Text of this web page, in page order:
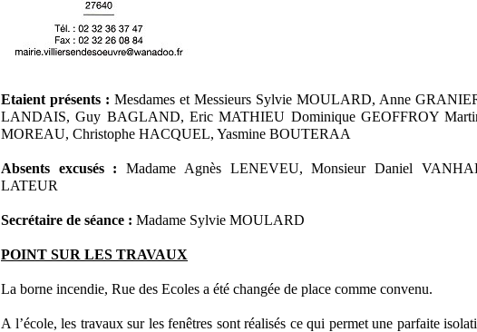
Etaient présents : Mesdames et Messieurs Sylvie MOULARD, Anne
LANDAIS, Guy BAGLAND, Eric MATHIEU Dominique GEOFFROY
MOREAU, Christophe HACQUEL, Yasmine BOUTERAA
Absents excusés : Madame Agnès LENEVEU, Monsieur Daniel
LATEUR
Secrétaire de séance : Madame Sylvie MOULARD
POINT SUR LES TRAVAUX
La borne incendie, Rue des Ecoles a été changée de place comme convenu.
A l’école, les travaux sur les fenêtres sont réalisés ce qui permet une parfaite